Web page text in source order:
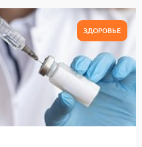
ЗДОРОВЬЕ